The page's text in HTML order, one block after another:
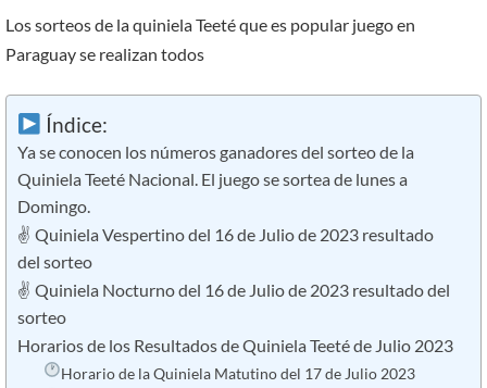
Los sorteos de la quiniela Teeté que es popular juego en
Paraguay se realizan todos
Índice:
Ya se conocen los números ganadores del sorteo de la
Quiniela Teeté Nacional. El juego se sortea de lunes a
Domingo.
✌ Quiniela Vespertino del 16 de Julio de 2023 resultado
del sorteo
✌ Quiniela Nocturno del 16 de Julio de 2023 resultado del
sorteo
Horarios de los Resultados de Quiniela Teeté de Julio 2023
Horario de la Quiniela Matutino del 17 de Julio 2023